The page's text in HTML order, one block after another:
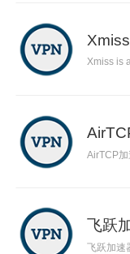
Xmiss is
AirTCP
飞跃
飞跃加速